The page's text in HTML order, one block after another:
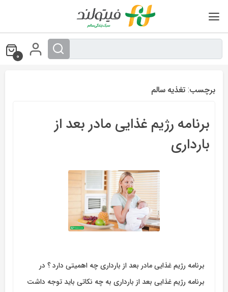
0
برچسب: تغذیه سالم
برنامه رژیم غذایی مادر بعد از
بارداری
برنامه رژیم غذایی مادر بعد از بارداری چه اهمیتی دارد ؟‌ در
برنامه رژیم غذایی بعد از بارداری به چه نکاتی باید توجه داشت